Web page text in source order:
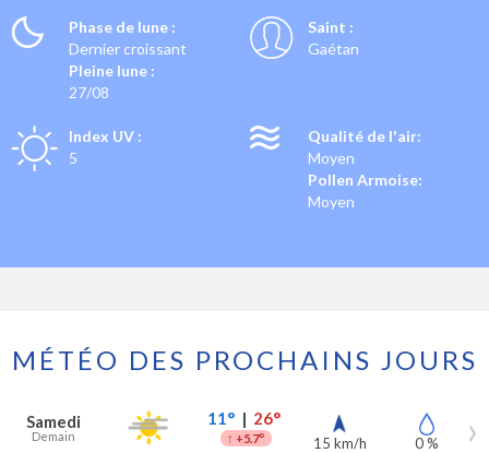
Phase de lune :
Dernier croissant
Pleine lune :
27/08
Saint :
Gaétan
Index UV :
5
Qualité de l'air:
Moyen
Pollen Armoise:
Moyen
MÉTÉO DES PROCHAINS JOURS
Prévisions météo à Marche-En-Famenne pour les 7 prochains jours
Jour Météo Températures Vent Précipitations
Samedi
Demain
11°| 26°
↑ +5.7° 15 km/h 0 %